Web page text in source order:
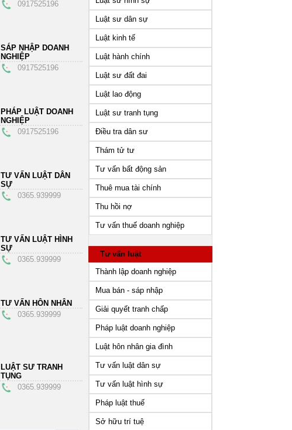
0917525196
SÁP NHẬP DOANH
NGHIỆP
0917525196
PHÁP LUẬT DOANH
NGHIỆP
0917525196
TƯ VẤN LUẬT DÂN
SỰ
0365.939999
TƯ VẤN LUẬT HÌNH
SỰ
0365.939999
TƯ VẤN HÔN NHÂN
0365.939999
LUẬT SƯ TRANH
TỤNG
0365.939999
Luật sư dân sự
Luật kinh tế
Luật hành chính
Luật sư đất đai
Luật lao động
Luật sư tranh tụng
Điều tra dân sư
Thám tử tư
Tư vấn bất động sản
Thuê mua tài chính
Thu hồi nợ
Tư vấn thuế doanh nghiệp
Tư vấn luật
Thành lập doanh nghiệp
Mua bán - sáp nhập
Giải quyết tranh chấp
Pháp luật doanh nghiệp
Luật hôn nhân gia đình
Tư vấn luật dân sự
Tư vấn luật hình sự
Pháp luật thuế
Sở hữu trí tuệ